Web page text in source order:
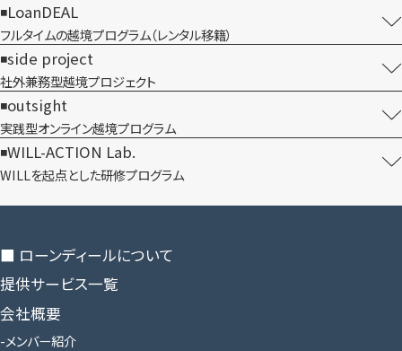
LoanDEAL
フルタイムの越境プログラム​（レンタル移籍）
side project
社外兼務型​越境プロジェクト
outsight
実践型オンライン​越境プログラム
WILL-ACTION Lab.
WILLを​起点とした​研修プログラム
■ ローンディールに​ついて
提供サービス一覧
会社概要
メンバー紹介